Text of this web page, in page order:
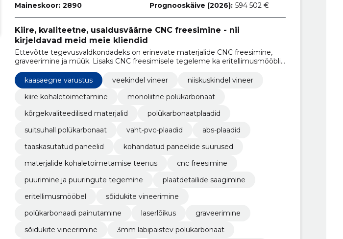
Maineskoor: 2890
Prognooskäive (2026): 594 502 €
Kiire, kvaliteetne, usaldusväärne CNC freesimine - nii
kirjeldavad meid meie kliendid
Ettevõtte tegevusvaldkondadeks on erinevate materjalide CNC freesimine,
graveerimine ja müük. Lisaks CNC freesimisele tegeleme ka eritellimusmööbli
kaasaegne varustus
veekindel vineer
niiskuskindel vineer
kiire kohaletoimetamine
monoliitne polükarbonaat
kõrgekvaliteedilised materjalid
polükarbonaatplaadid
suitsuhall polükarbonaat
vaht-pvc-plaadid
abs-plaadid
taaskasutatud paneelid
kohandatud paneelide suurused
materjalide kohaletoimetamise teenus
cnc freesimine
puurimine ja puuringute tegemine
plaatdetailide saagimine
eritellimusmööbel
sõidukite vineerimine
polükarbonaadi painutamine
laserlõikus
graveerimine
sõidukite vineerimine
3mm läbipaistev polükarbonaat